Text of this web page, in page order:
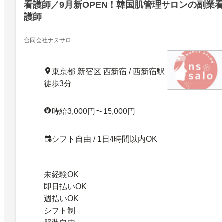
看護師／9月新OPEN！韓国肌管理サロンの副業
護師
合同会社ナスサロ
東京都 新宿区 西新宿 / 西新宿駅
徒歩3分
時給3,000円〜15,000円
シフト自由 / 1日4時間以内OK
未経験OK
即日払いOK
週払いOK
シフト制